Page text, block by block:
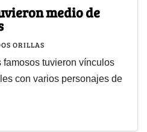
medio de
ORILLAS
famosos tuvieron vínculos
con varios personajes de